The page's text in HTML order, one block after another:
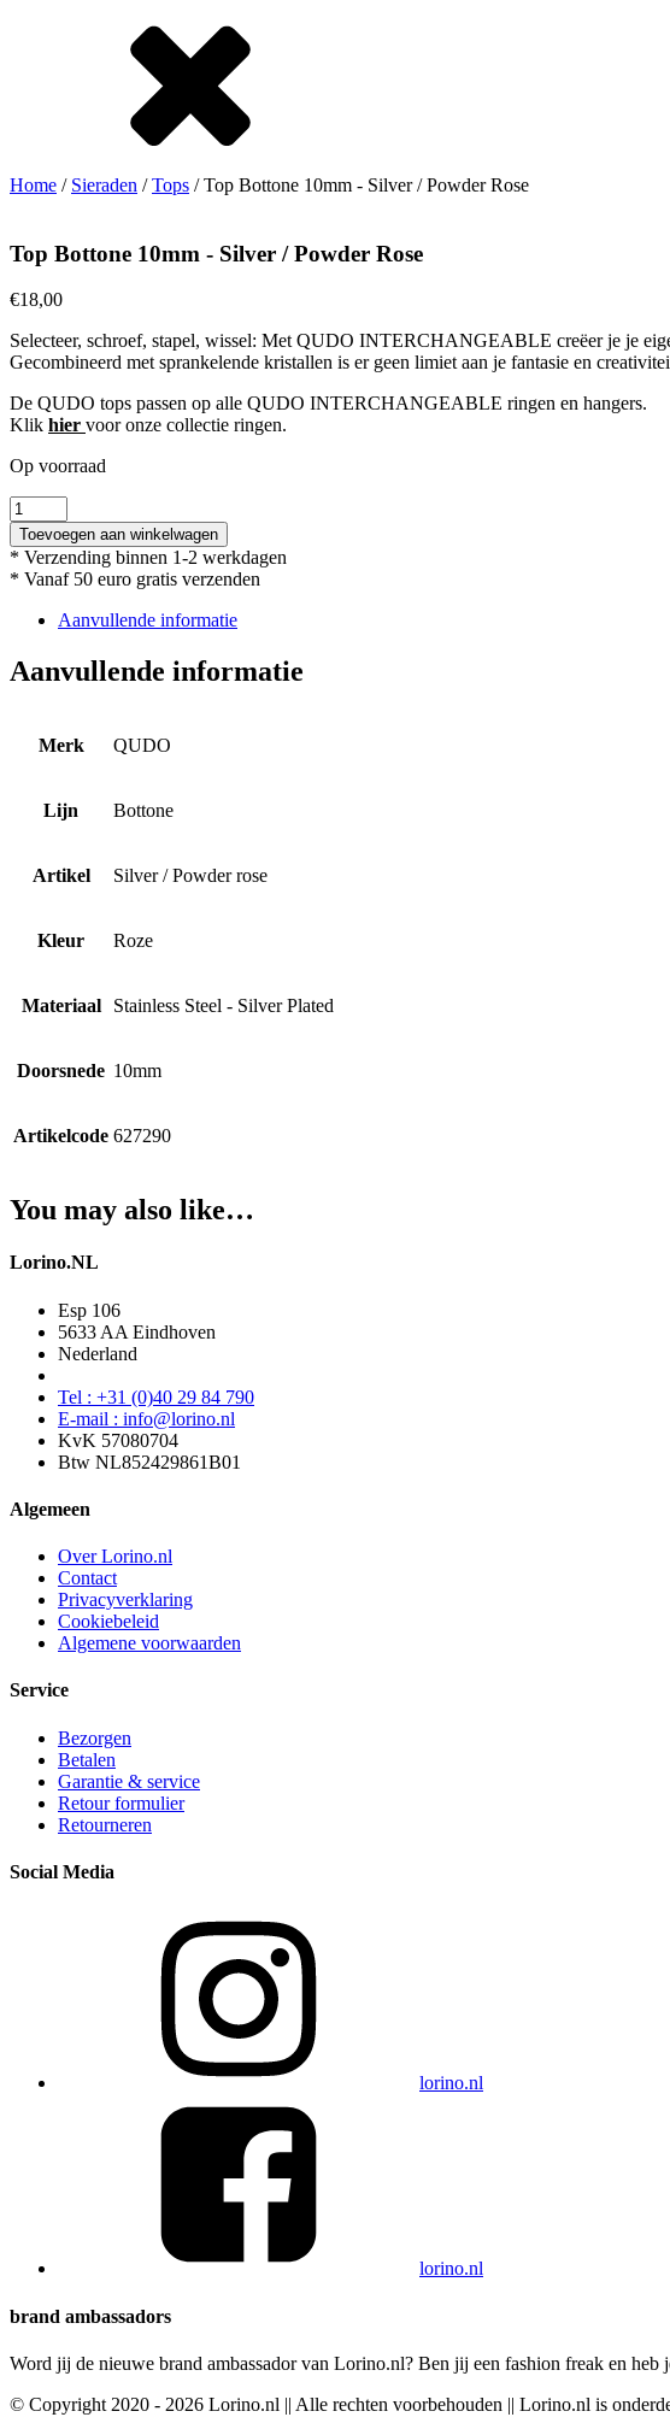
Home / Sieraden /Tops / Top Bottone 10mm - Silver / Powder Rose
Top Bottone 10mm - Silver / Powder Rose
€18,00
Selecteer, schroef, stapel, wissel: Met QUDO INTERCHANGEABLE creëer je je
Gecombineerd met sprankelende kristallen is er geen limiet aan je fantasie en
De QUDO tops passen op alle QUDO INTERCHANGEABLE ringen en hangers.
Klik hier voor onze collectie ringen.
Op voorraad
Top
Bottone
10mm
-
Silver
Powder
Rose
aantal
Toevoegen aan winkelwagen
* Verzending binnen 1-2 werkdagen
* Vanaf 50 euro gratis verzenden
Aanvullende informatie
Aanvullende informatie
Merk QUDO
Lijn Bottone
Artikel Silver / Powder rose
Kleur Roze
Materiaal Stainless Steel - Silver Plated
Doorsnede 10mm
Artikelcode 627290
You may also like…
Lorino.NL
Esp 106
5633 AA Eindhoven
Nederland
Tel : +31 (0)40 29 84 790
E-mail : info@lorino.nl
KvK 57080704
Btw NL852429861B01
Algemeen
Over Lorino.nl
Contact
Privacyverklaring
Cookiebeleid
Algemene voorwaarden
Service
Bezorgen
Betalen
Garantie & service
Retour formulier
Retourneren
Social Media
lorino.nl
lorino.nl
brand ambassadors
Word jij de nieuwe brand ambassador van Lorino.nl? Ben jij een fashion freak en
© Copyright 2020 - 2026 Lorino.nl || Alle rechten voorbehouden || Lorino.nl is